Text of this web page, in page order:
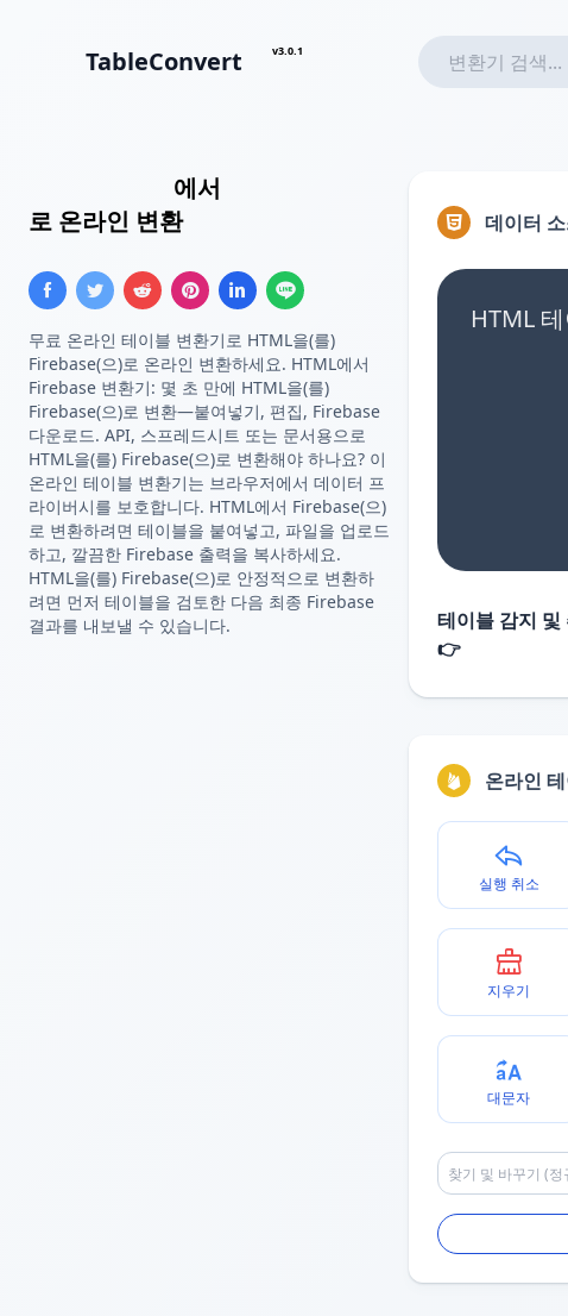
TableConvert v3.0.1
에서
로 온라인 변환
무료 온라인 테이블 변환기로 HTML을(를)
Firebase(으)로 온라인 변환하세요. HTML에서
Firebase 변환기: 몇 초 만에 HTML을(를)
Firebase(으)로 변환—붙여넣기, 편집, Firebase
다운로드. API, 스프레드시트 또는 문서용으로
HTML을(를) Firebase(으)로 변환해야 하나요? 이
온라인 테이블 변환기는 브라우저에서 데이터 프
라이버시를 보호합니다. HTML에서 Firebase(으)
로 변환하려면 테이블을 붙여넣고, 파일을 업로드
하고, 깔끔한 Firebase 출력을 복사하세요.
HTML을(를) Firebase(으)로 안정적으로 변환하
려면 먼저 테이블을 검토한 다음 최종 Firebase
결과를 내보낼 수 있습니다.
데이터
HTML
테이블 감지 및
👉
온라인
실행 취소
지우기
대문자